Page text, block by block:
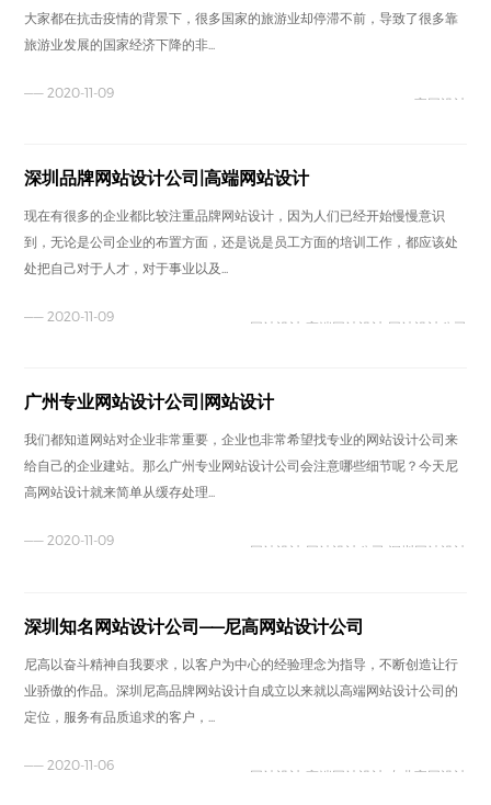
大家都在抗击疫情的背景下，很多国家的旅游业却停滞不前，导致了很多靠
旅游业发展的国家经济下降的非...
—— 2020-11-09
官网设计
深圳品牌网站设计公司|高端网站设计
现在有很多的企业都比较注重品牌网站设计，因为人们已经开始慢慢意识
到，无论是公司企业的布置方面，还是说是员工方面的培训工作，都应该处
处把自己对于人才，对于事业以及...
—— 2020-11-09
网站设计 高端网站设计 网站设计公司
广州专业网站设计公司|网站设计
我们都知道网站对企业非常重要，企业也非常希望找专业的网站设计公司来
给自己的企业建站。那么广州专业网站设计公司会注意哪些细节呢？今天尼
高网站设计就来简单从缓存处理...
—— 2020-11-09
网站设计 网站设计公司 深圳网站设计
深圳知名网站设计公司——尼高网站设计公司
尼高以奋斗精神自我要求，以客户为中心的经验理念为指导，不断创造让行
业骄傲的作品。深圳尼高品牌网站设计自成立以来就以高端网站设计公司的
定位，服务有品质追求的客户，...
—— 2020-11-06
网站设计 高端网站设计 专业官网设计